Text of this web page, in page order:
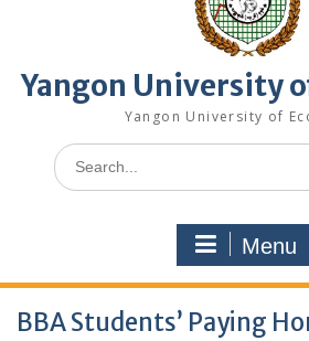
Yangon University
Yangon University of
Search
for:
Menu
BBA Students’ Paying